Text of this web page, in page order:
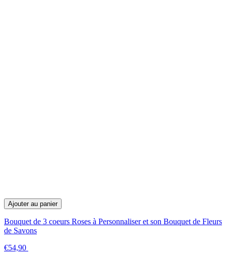
Ajouter au panier
Bouquet de 3 coeurs Roses à Personnaliser et son Bouquet de Fleurs
de Savons
€54,90